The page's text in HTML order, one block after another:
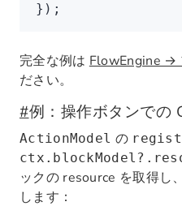
});
完全な例はFlowEngine →
ださい。
#例：操作ボタンでの
ActionModel の
ックの resource を取得し
します：